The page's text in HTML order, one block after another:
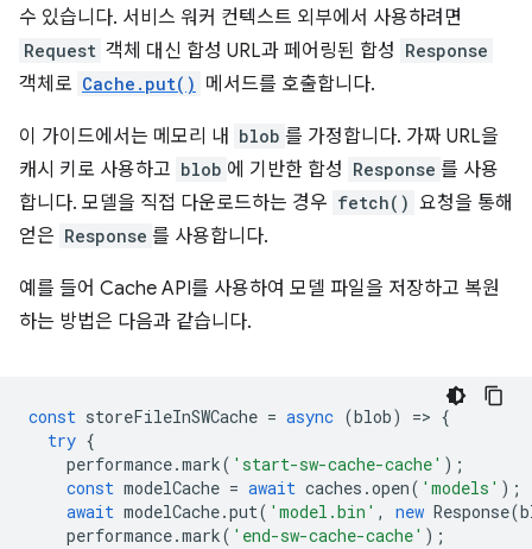
수 있습니다. 서비스 워커 컨텍스트 외부에서 사용하려면
Request 객체 대신 합성 URL과 페어링된 합성 Response
객체로 Cache.put() 메서드를 호출합니다.
이 가이드에서는 메모리 내 blob 를 가정합니다. 가짜 URL을
캐시 키로 사용하고 blob 에 기반한 합성 Response 를 사용
합니다. 모델을 직접 다운로드하는 경우 fetch() 요청을 통해
얻은 Response 를 사용합니다.
예를 들어 Cache API를 사용하여 모델 파일을 저장하고 복원
하는 방법은 다음과 같습니다.
const storeFileInSWCache = async (blob) => {
try {
performance.mark( 'start-sw-cache-cache' );
const modelCache = await caches .open( 'models' );
await modelCache.put( 'model.bin' , new Response(
performance.mark( 'end-sw-cache-cache' );